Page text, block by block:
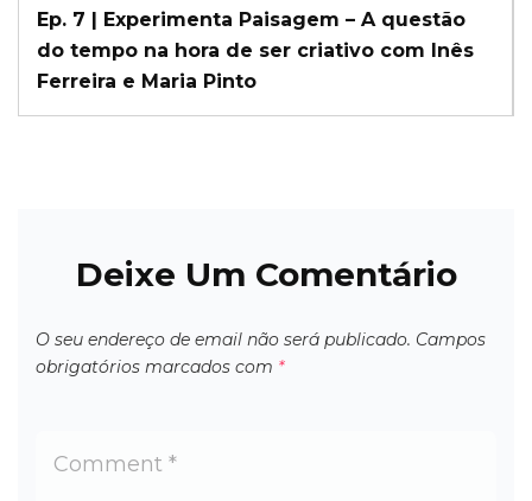
de
artigos
Post
Ep. 7 | Experimenta Paisagem – A questão
do tempo na hora de ser criativo com Inês
Ferreira e Maria Pinto
Deixe Um Comentário
O seu endereço de email não será publicado. Campos
obrigatórios marcados com *